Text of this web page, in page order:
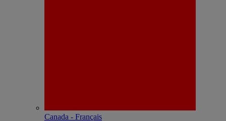
Canada - Français